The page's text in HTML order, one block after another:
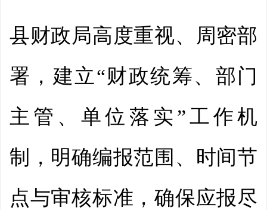
县财政局高度重视、周密部
署，建立“财政统筹、部门
主管、单位落实”工作机
制，明确编报范围、时间节
点与审核标准，确保应报尽